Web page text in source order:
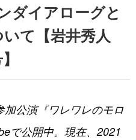
ダイアローグと
て【岩井秀人
加公演『ワレワレのモロ
で公開中。現在、2021